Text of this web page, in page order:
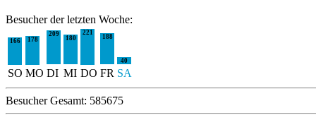
Besucher der letzten Woche:
166 178
209
180
221
188
40
SO MO DI MI DO FR SA
Besucher Gesamt: 585675